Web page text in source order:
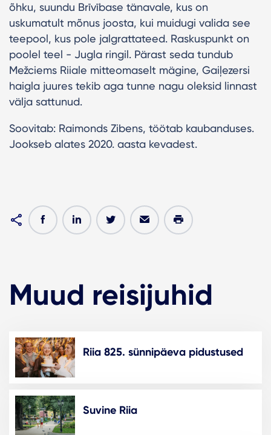
õhku, suundu Brīvībase tänavale, kus on
uskumatult mõnus joosta, kui muidugi valida see
teepool, kus pole jalgrattateed. Raskuspunkt on
poolel teel - Jugla ringil. Pärast seda tundub
Mežciems Riiale mitteomaselt mägine, Gaiļezersi
haigla juures tekib aga tunne nagu oleksid linnast
välja sattunud.
Soovitab: Raimonds Zibens, töötab kaubanduses.
Jookseb alates 2020. aasta kevadest.
Muud reisijuhid
Riia 825. sünnipäeva pidustused
Suvine Riia